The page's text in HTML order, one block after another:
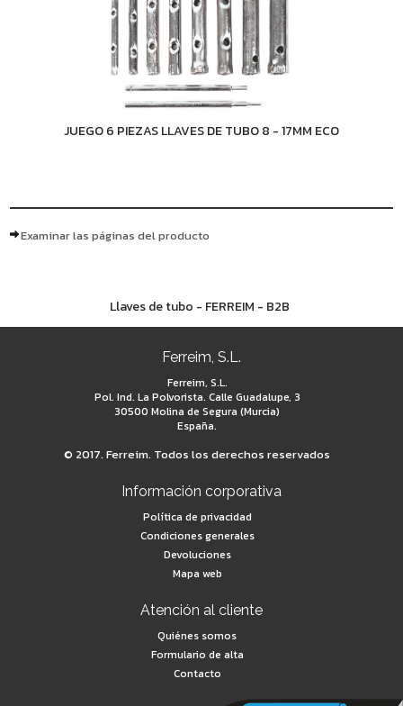
JUEGO 6 PIEZAS LLAVES DE TUBO 8 - 17MM ECO
Examinar las páginas del producto
Llaves de tubo - FERREIM - B2B
Ferreim, S.L.
Ferreim, S.L.
Pol. Ind. La Polvorista. Calle Guadalupe, 3
30500 Molina de Segura (Murcia)
España.
© 2017. Ferreim. Todos los derechos reservados
Información corporativa
Política de privacidad
Condiciones generales
Devoluciones
Mapa web
Atención al cliente
Quiénes somos
Formulario de alta
Contacto